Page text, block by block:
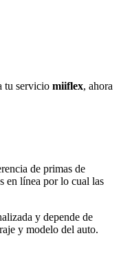
tu servicio miiflex, ahora
de primas de
en línea por lo cual las
y depende de
y modelo del auto.